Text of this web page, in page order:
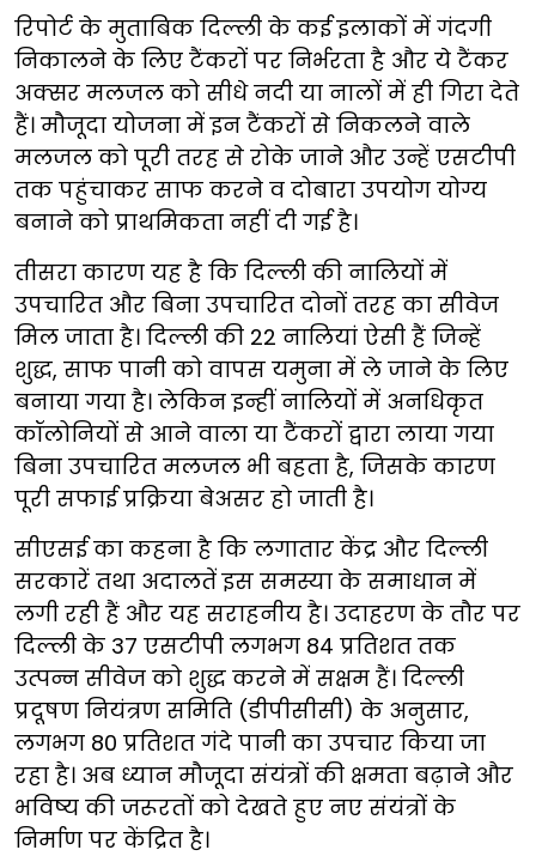
रिपोर्ट के मुताबिक दिल्ली के कई इलाकों में गंदगी
निकालने के लिए टैंकरों पर निर्भरता है और ये टैंकर
अक्सर मलजल को सीधे नदी या नालों में ही गिरा देते
हैं। मौजूदा योजना में इन टैंकरों से निकलने वाले
मलजल को पूरी तरह से रोके जाने और उन्हें एसटीपी
तक पहुंचाकर साफ करने व दोबारा उपयोग योग्य
बनाने को प्राथमिकता नहीं दी गई है।
तीसरा कारण यह है कि दिल्ली की नालियों में
उपचारित और बिना उपचारित दोनों तरह का सीवेज
मिल जाता है। दिल्ली की 22 नालियां ऐसी हैं जिन्हें
शुद्ध, साफ पानी को वापस यमुना में ले जाने के लिए
बनाया गया है। लेकिन इन्हीं नालियों में अनधिकृत
कॉलोनियों से आने वाला या टैंकरों द्वारा लाया गया
बिना उपचारित मलजल भी बहता है, जिसके कारण
पूरी सफाई प्रक्रिया बेअसर हो जाती है।
सीएसई का कहना है कि लगातार केंद्र और दिल्ली
सरकारें तथा अदालतें इस समस्या के समाधान में
लगी रही हैं और यह सराहनीय है। उदाहरण के तौर पर
दिल्ली के 37 एसटीपी लगभग 84 प्रतिशत तक
उत्पन्न सीवेज को शुद्ध करने में सक्षम हैं। दिल्ली
प्रदूषण नियंत्रण समिति (डीपीसीसी) के अनुसार,
लगभग 80 प्रतिशत गंदे पानी का उपचार किया जा
रहा है। अब ध्यान मौजूदा संयंत्रों की क्षमता बढ़ाने और
भविष्य की जरूरतों को देखते हुए नए संयंत्रों के
निर्माण पर केंद्रित है।